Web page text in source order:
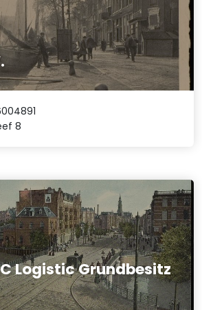
8
Logistic Grundbesitz